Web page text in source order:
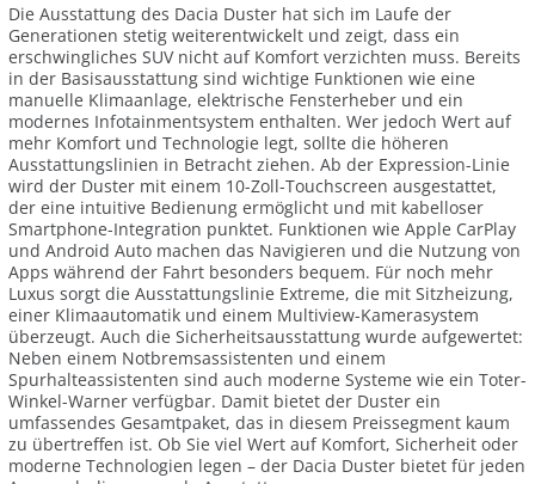
Die Ausstattung des Dacia Duster hat sich im Laufe der
Generationen stetig weiterentwickelt und zeigt, dass ein
erschwingliches SUV nicht auf Komfort verzichten muss. Bereits
in der Basisausstattung sind wichtige Funktionen wie eine
manuelle Klimaanlage, elektrische Fensterheber und ein
modernes Infotainmentsystem enthalten. Wer jedoch Wert auf
mehr Komfort und Technologie legt, sollte die höheren
Ausstattungslinien in Betracht ziehen. Ab der Expression-Linie
wird der Duster mit einem 10-Zoll-Touchscreen ausgestattet,
der eine intuitive Bedienung ermöglicht und mit kabelloser
Smartphone-Integration punktet. Funktionen wie Apple CarPlay
und Android Auto machen das Navigieren und die Nutzung von
Apps während der Fahrt besonders bequem. Für noch mehr
Luxus sorgt die Ausstattungslinie Extreme, die mit Sitzheizung,
einer Klimaautomatik und einem Multiview-Kamerasystem
überzeugt. Auch die Sicherheitsausstattung wurde aufgewertet:
Neben einem Notbremsassistenten und einem
Spurhalteassistenten sind auch moderne Systeme wie ein Toter-
Winkel-Warner verfügbar. Damit bietet der Duster ein
umfassendes Gesamtpaket, das in diesem Preissegment kaum
zu übertreffen ist. Ob Sie viel Wert auf Komfort, Sicherheit oder
moderne Technologien legen – der Dacia Duster bietet für jeden